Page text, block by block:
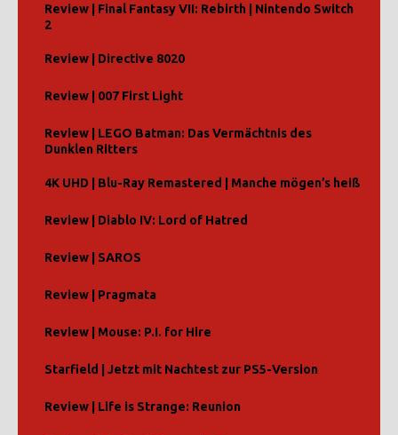
Review | Final Fantasy VII: Rebirth | Nintendo Switch
2
Review | Directive 8020
Review | 007 First Light
Review | LEGO Batman: Das Vermächtnis des
Dunklen Ritters
4K UHD | Blu-Ray Remastered | Manche mögen’s heiß
Review | Diablo IV: Lord of Hatred
Review | SAROS
Review | Pragmata
Review | Mouse: P.I. for Hire
Starfield | Jetzt mit Nachtest zur PS5-Version
Review | Life is Strange: Reunion